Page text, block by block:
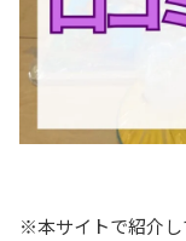
※本サイトで紹介し